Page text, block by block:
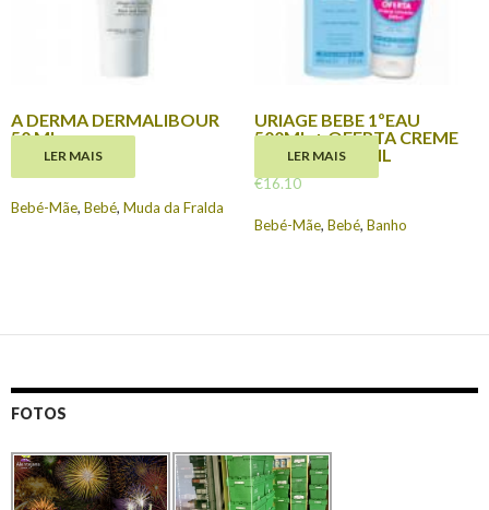
A DERMA DERMALIBOUR
50 ML
10.20
LER MAIS
Bebé-Mãe, Bebé, Muda da Fralda
URIAGE BEBE 1ºEAU
500ML + OFERTA CREME
LAVANTE 200ML
€16.10
LER MAIS
Bebé-Mãe, Bebé, Banho
FOTOS